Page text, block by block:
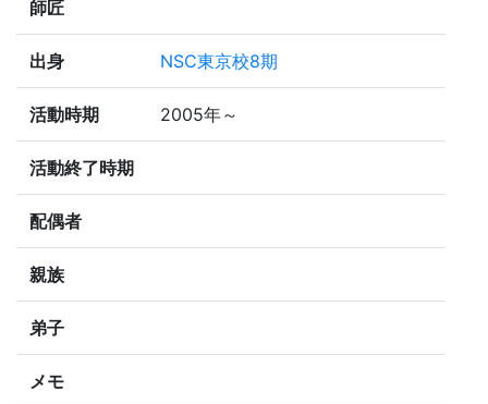
師匠
出身 NSC東京校8期
活動時期 2005年～
活動終了時期
配偶者
親族
弟子
メモ